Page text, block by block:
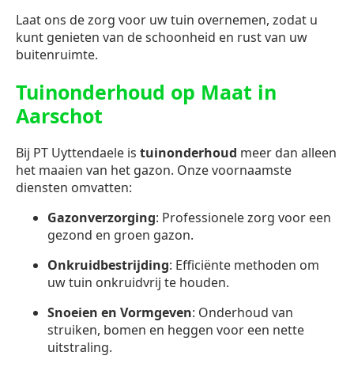
Laat ons de zorg voor uw tuin overnemen, zodat u
kunt genieten van de schoonheid en rust van uw
buitenruimte.
Tuinonderhoud op Maat in
Aarschot
Bij PT Uyttendaele is tuinonderhoud meer dan alleen
het maaien van het gazon. Onze voornaamste
diensten omvatten:
Gazonverzorging: Professionele zorg voor een
gezond en groen gazon.
Onkruidbestrijding: Efficiënte methoden om
uw tuin onkruidvrij te houden.
Snoeien en Vormgeven: Onderhoud van
struiken, bomen en heggen voor een nette
uitstraling.